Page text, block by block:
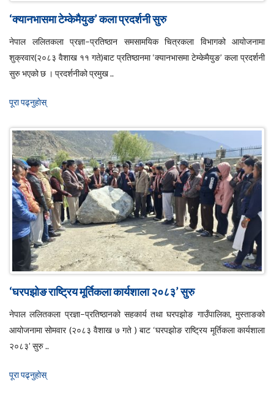
‘क्यानभासमा टेम्केमैयुङ’ कला प्रदर्शनी सुरु
नेपाल ललितकला प्रज्ञा–प्रतिष्ठान समसामयिक चित्रकला विभागको आयोजनामा
शुक्रवार(२०८३ वैशाख ११ गते)बाट प्रतिष्ठानमा ‘क्यानभासमा टेम्केमैयुङ’ कला प्रदर्शनी
सुरु भएको छ । प्रदर्शनीको प्रमुख ..
पूरा पढ्नुहाेस्
‘घरपझोङ राष्ट्रिय मूर्तिकला कार्यशाला २०८३’ सुरु
नेपाल ललितकला प्रज्ञा–प्रतिष्ठानको सहकार्य तथा घरपझोङ गाउँपालिका, मुस्ताङको
आयोजनामा सोमवार (२०८३ वैशाख ७ गते ) बाट ‘घरपझोङ राष्ट्रिय मूर्तिकला कार्यशाला
२०८३’ सुरु ..
पूरा पढ्नुहाेस्